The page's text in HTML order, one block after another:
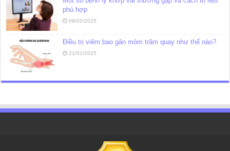
phù hợp
09/02/2025
Điều trị viêm bao gân mỏm trâm quay như thế nào?
21/01/2025